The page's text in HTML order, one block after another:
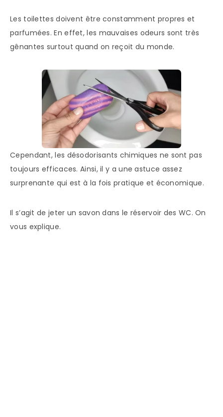
Les toilettes doivent être constamment propres et
parfumées. En effet, les mauvaises odeurs sont très
gênantes surtout quand on reçoit du monde.
Cependant, les désodorisants chimiques ne sont pas
toujours efficaces. Ainsi, il y a une astuce assez
surprenante qui est à la fois pratique et économique.
Il s’agit de jeter un savon dans le réservoir des WC. On
vous explique.